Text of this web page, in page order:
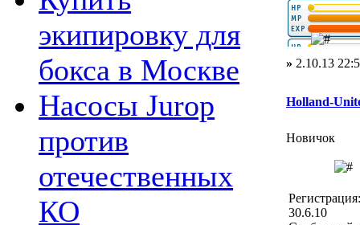
экипировку для
бокса в Москве
Насосы Jurop
против
отечественных
КО
» 2.10.13
Holland-
Новичок
Регистрация:
30.6.10